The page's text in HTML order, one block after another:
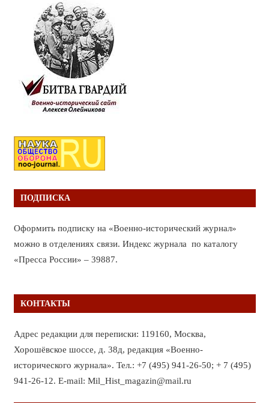
ПОДПИСКА
Оформить подписку на «Военно-исторический журнал»
можно в отделениях связи. Индекс журнала по каталогу
«Пресса России» – 39887.
КОНТАКТЫ
Адрес редакции для переписки: 119160, Москва,
Хорошёвское шоссе, д. 38д, редакция «Военно-
исторического журнала». Тел.: +7 (495) 941-26-50; + 7 (495)
941-26-12. E-mail: Mil_Hist_magazin@mail.ru